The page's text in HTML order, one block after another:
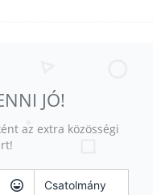
JÓ!
az extra közösségi
Csatolmány